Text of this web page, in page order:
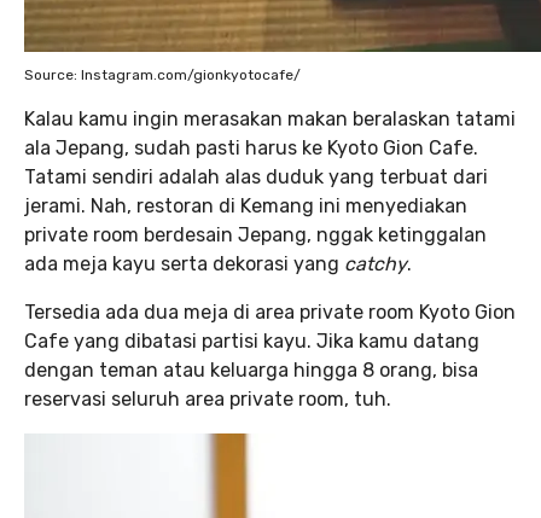
Source: Instagram.com/gionkyotocafe/
Kalau kamu ingin merasakan makan beralaskan tatami
ala Jepang, sudah pasti harus ke Kyoto Gion Cafe.
Tatami sendiri adalah alas duduk yang terbuat dari
jerami. Nah, restoran di Kemang ini menyediakan
private room berdesain Jepang, nggak ketinggalan
ada meja kayu serta dekorasi yang catchy.
Tersedia ada dua meja di area private room Kyoto Gion
Cafe yang dibatasi partisi kayu. Jika kamu datang
dengan teman atau keluarga hingga 8 orang, bisa
reservasi seluruh area private room, tuh.